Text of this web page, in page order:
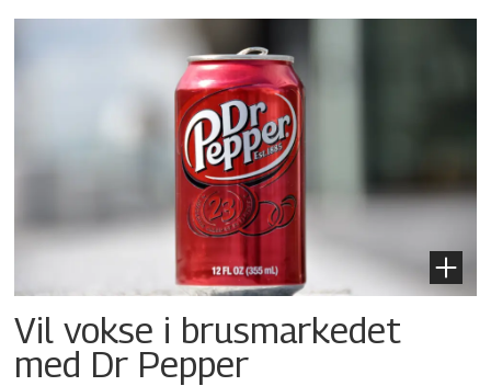
Vil vokse i brusmarkedet
med Dr Pepper